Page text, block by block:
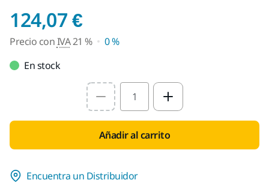
124,07 €Precio con IVA 21 %
Precio conIVA21 %
0 %
En stock
Select quantity value
Añadir al carrito
Encuentra un Distribuidor